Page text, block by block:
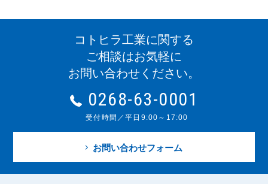
コトヒラ工業に関する
ご相談はお気軽に
お問い合わせください。
0268-63-0001
受付時間／平日9:00～17:00
お問い合わせフォーム